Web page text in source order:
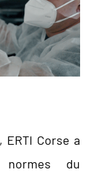
Corse a
du